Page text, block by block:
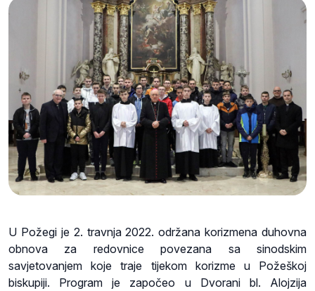
U Požegi je 2. travnja 2022. održana korizmena duhovna
obnova za redovnice povezana sa sinodskim
savjetovanjem koje traje tijekom korizme u Požeškoj
biskupiji. Program je započeo u Dvorani bl. Alojzija